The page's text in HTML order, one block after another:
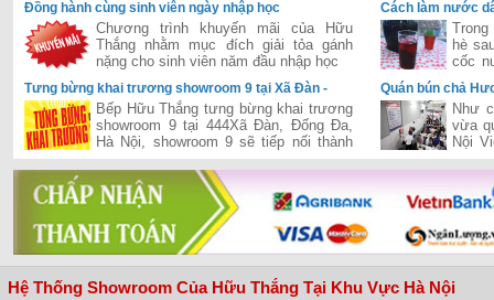
Đồng hành cùng sinh viên ngày nhập học
Chương trình khuyến mãi của Hữu
Thắng nhằm mục đích giải tỏa gánh
nặng cho sinh viên năm đầu nhập học
Tưng bừng khai trương showroom 9 tại Xã Đàn -
Đống Đa - Hà NộiBếp Hữu Thắng tưng bừng khai trương
showroom 9 tại 444Xã Đàn, Đống Đa,
Hà Nội, showroom 9 sẽ tiếp nối thành
công của chuỗi siêu thị của Hữu Thắng
đã khai trương và hiện đang vận hành
hiệu quả trên cả hai miền Nam-Bắc,
đưa Hữu Thắng gần hơn với vị trí nhà
phân phối hàng đầu bếp và thiết bị bếp
tại Việt Nam
tiếng
Cách làm nước
hè
cốc
thì
Quán bún chả
khi đón TổngNhư
vừa
Nội
tổng
quán
Hệ Thống Showroom Của Hữu Thắng Tại Khu Vực Hà Nội